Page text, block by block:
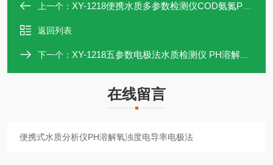
上一个： XY-1218便携水质多参数检测仪COD氨氮PH溶解氧等
返回列表
下一个： XY-1218五参数电极法水质检测仪 PH溶解氧浊度温度
在线留言